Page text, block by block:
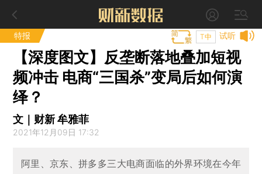
特报 试听
T中
【深度图文】反垄断落地叠加短视
频冲击 电商“三国杀”变局后如何演
绎？
文｜财新 牟雅菲
2021年12月09日 17:32
阿里、京东、拼多多三大电商面临的外界环境在今年